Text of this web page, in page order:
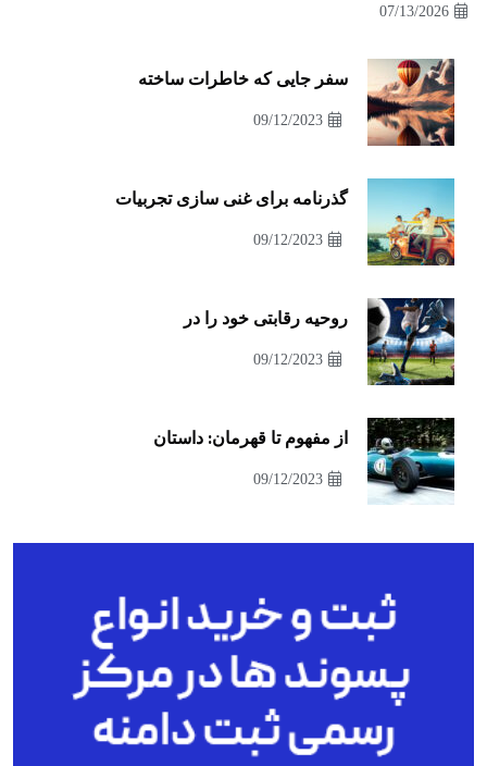
07/13/2026
سفر جایی که خاطرات ساخته
09/12/2023
گذرنامه برای غنی سازی تجربیات
09/12/2023
روحیه رقابتی خود را در
09/12/2023
از مفهوم تا قهرمان: داستان
09/12/2023